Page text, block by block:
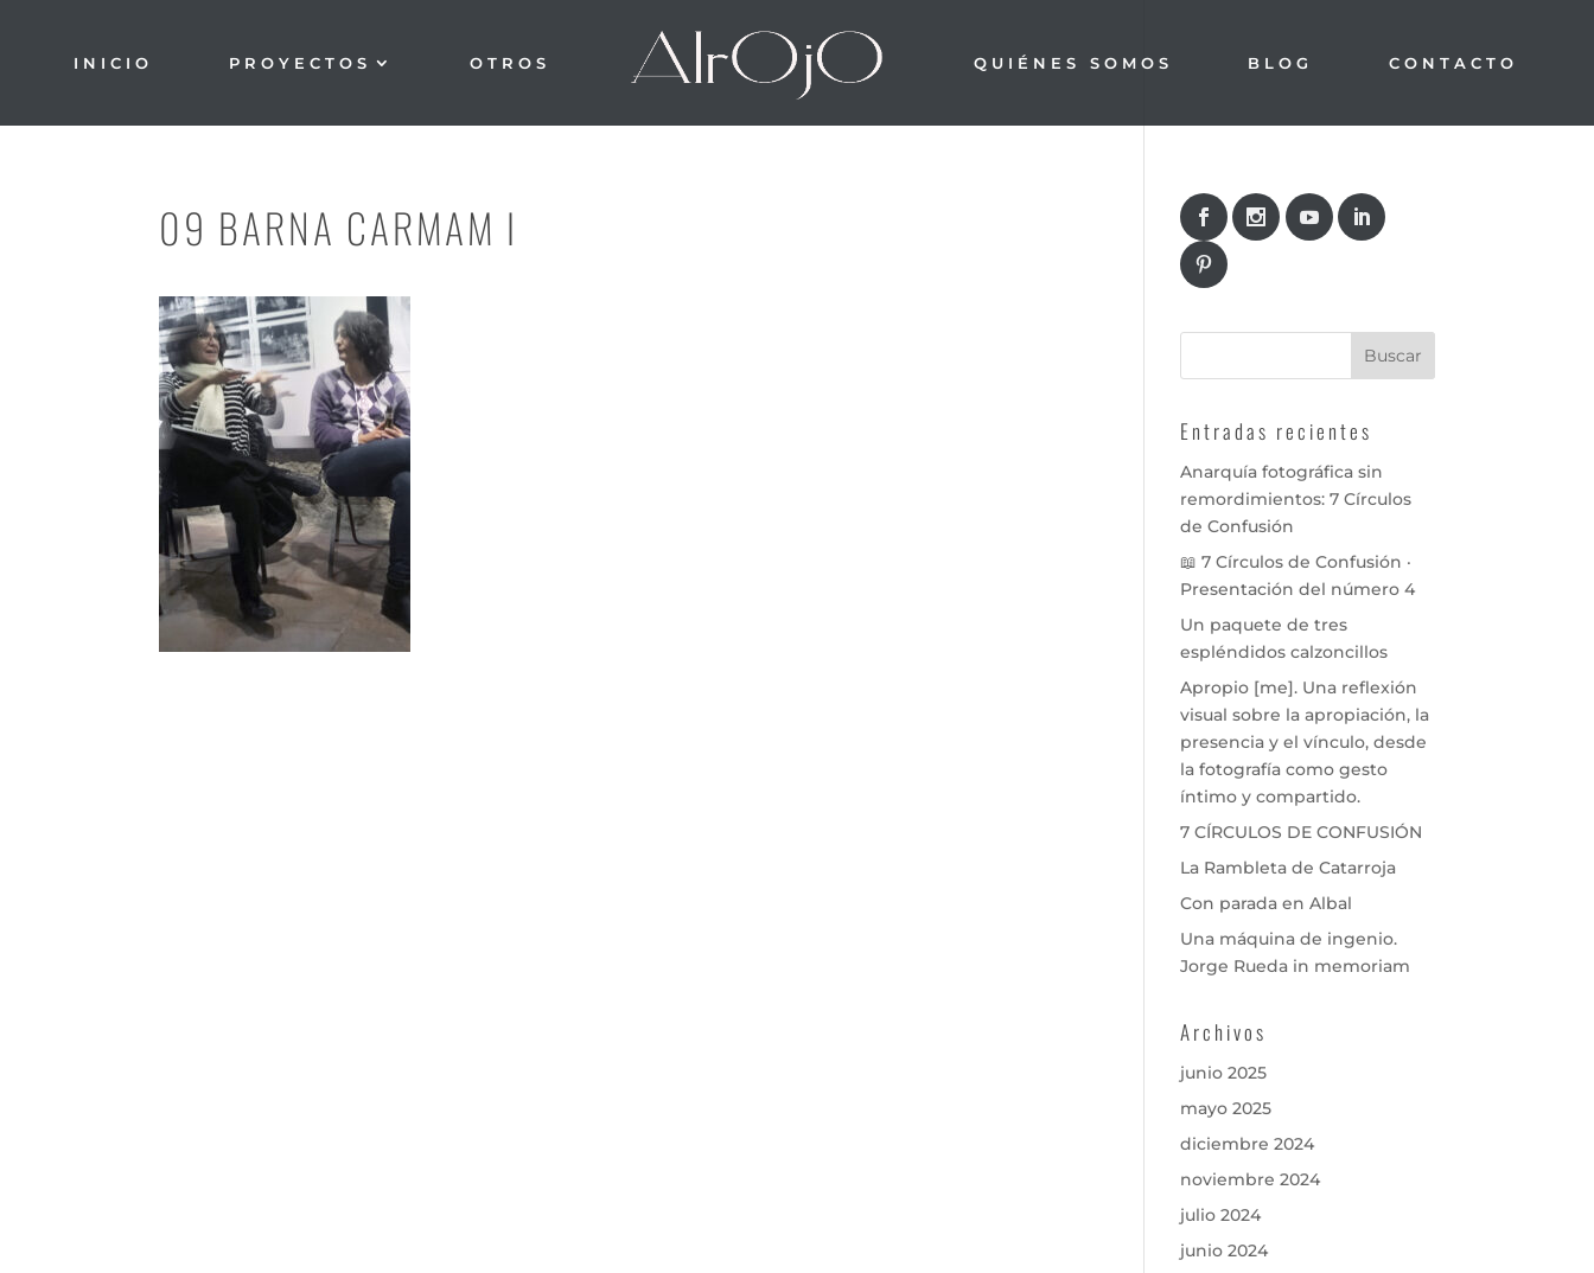
INICIO PROYECTOS OTROS QUIÉNES SOMOS BLOG CONTACTO
09 BARNA CARMAM I
Entradas recientes
Anarquía fotográfica sin
remordimientos: 7 Círculos
de Confusión
📖 7 Círculos de Confusión ·
Presentación del número 4
Un paquete de tres
espléndidos calzoncillos
Apropio [me]. Una reflexión
visual sobre la apropiación, la
presencia y el vínculo, desde
la fotografía como gesto
íntimo y compartido.
7 CÍRCULOS DE CONFUSIÓN
La Rambleta de Catarroja
Con parada en Albal
Una máquina de ingenio.
Jorge Rueda in memoriam
Archivos
junio 2025
mayo 2025
diciembre 2024
noviembre 2024
julio 2024
junio 2024